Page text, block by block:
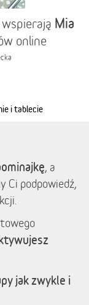
Mia
online
i tablecie
, a
Ci podpowiedź,
jak zwykle i